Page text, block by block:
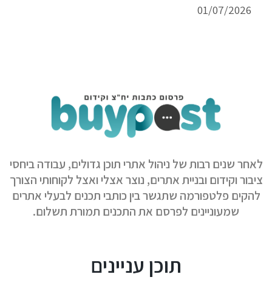
01/07/2026
לאחר שנים רבות של ניהול אתרי תוכן גדולים, עבודה ביחסי
ציבור וקידום ובניית אתרים, נוצר אצלי ואצל לקוחותי הצורך
להקים פלטפורמה שתגשר בין כותבי תכנים לבעלי אתרים
שמעוניינים לפרסם את התכנים תמורת תשלום.
תוכן עניינים